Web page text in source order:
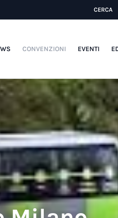
CERCA
CONVENZIONI EVENTI